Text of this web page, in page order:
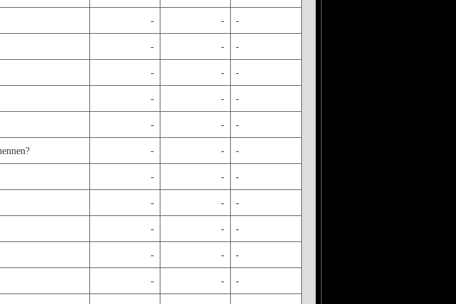
- - -
- - -
- - -
- - -
- - -
- - -
- - -
- - -
- - -
- - -
- - -